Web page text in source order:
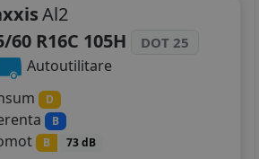
Al2
60 R16C 105H
DOT 25
Autoutilitare
D
B
B 73 dB